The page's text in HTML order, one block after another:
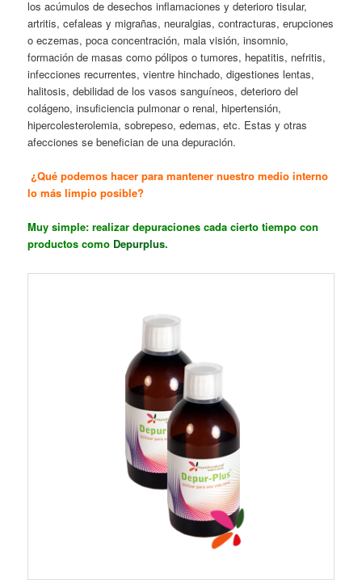
los acúmulos de desechos inflamaciones y deterioro tisular,
artritis, cefaleas y migrañas, neuralgias, contracturas, erupciones
o eczemas, poca concentración, mala visión, insomnio,
formación de masas como pólipos o tumores, hepatitis, nefritis,
infecciones recurrentes, vientre hinchado, digestiones lentas,
halitosis, debilidad de los vasos sanguíneos, deterioro del
colágeno, insuficiencia pulmonar o renal, hipertensión,
hipercolesterolemia, sobrepeso, edemas, etc. Estas y otras
afecciones se benefician de una depuración.
¿Qué podemos hacer para mantener nuestro medio interno
lo más limpio posible?
Muy simple: realizar depuraciones cada cierto tiempo con
productos como Depurplus.